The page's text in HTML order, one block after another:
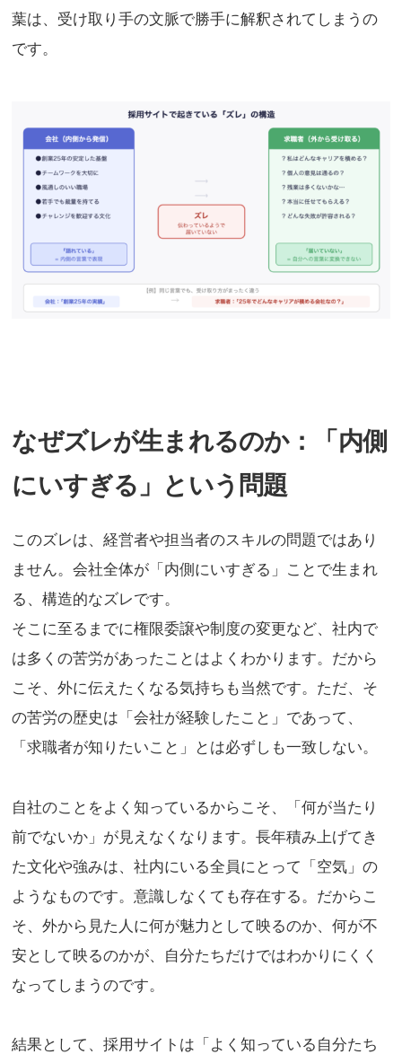
葉は、受け取り手の文脈で勝手に解釈されてしまうの
です。
なぜズレが生まれるのか：「内側
にいすぎる」という問題
このズレは、経営者や担当者のスキルの問題ではあり
ません。会社全体が「内側にいすぎる」ことで生まれ
る、構造的なズレです。
そこに至るまでに権限委譲や制度の変更など、社内で
は多くの苦労があったことはよくわかります。だから
こそ、外に伝えたくなる気持ちも当然です。ただ、そ
の苦労の歴史は「会社が経験したこと」であって、
「求職者が知りたいこと」とは必ずしも一致しない。
自社のことをよく知っているからこそ、「何が当たり
前でないか」が見えなくなります。長年積み上げてき
た文化や強みは、社内にいる全員にとって「空気」の
ようなものです。意識しなくても存在する。だからこ
そ、外から見た人に何が魅力として映るのか、何が不
安として映るのかが、自分たちだけではわかりにくく
なってしまうのです。
結果として、採用サイトは「よく知っている自分たち